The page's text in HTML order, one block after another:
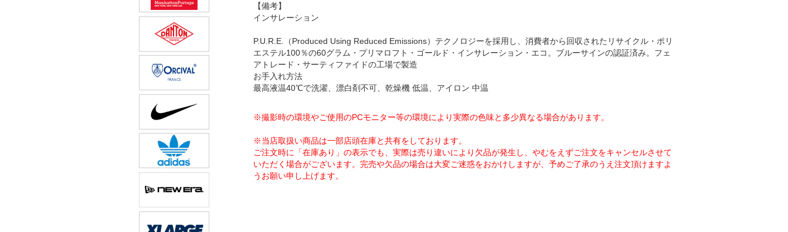
【備考】
インサレーション
P.U.R.E.（Produced Using Reduced Emissions）テクノロジーを採用し、消費者から回収されたリサイクル・ポリ
エステル100％の60グラム・プリマロフト・ゴールド・インサレーション・エコ。ブルーサインの認証済み。フェ
アトレード・サーティファイドの工場で製造
お手入れ方法
最高液温40℃で洗濯、漂白剤不可、乾燥機 低温、アイロン 中温
※撮影時の環境やご使用のPCモニター等の環境により実際の色味と多少異なる場合があります。
※当店取扱い商品は一部店頭在庫と共有をしております。
ご注文時に「在庫あり」の表示でも、実際は売り違いにより欠品が発生し、やむをえずご注文をキャンセルさせて
いただく場合がございます。完売や欠品の場合は大変ご迷惑をおかけしますが、予めご了承のうえ注文頂けますよ
うお願い申し上げます。